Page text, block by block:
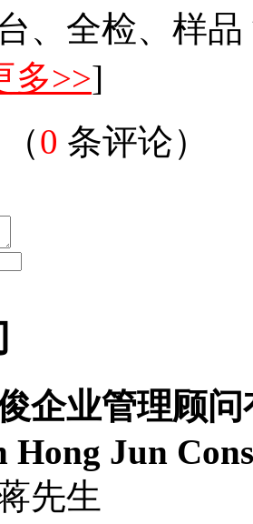
、全检、样
多>>]
0 条评论）
企业管理顾
Hong Jun
先生